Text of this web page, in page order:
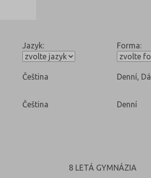
Jazyk: Forma:
Čeština Denní,
Čeština Denní
8 LETÁ GYMNÁZIA